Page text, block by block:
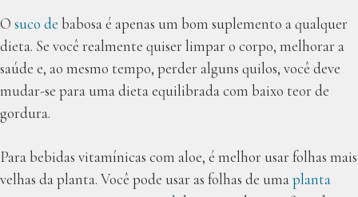
O suco de babosa é apenas um bom suplemento a qualquer
dieta. Se você realmente quiser limpar o corpo, melhorar a
saúde e, ao mesmo tempo, perder alguns quilos, você deve
mudar-se para uma dieta equilibrada com baixo teor de
gordura.
Para bebidas vitamínicas com aloe, é melhor usar folhas mais
velhas da planta. Você pode usar as folhas de umaplanta